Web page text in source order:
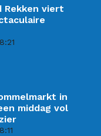
Rekken viert
in
middag vol